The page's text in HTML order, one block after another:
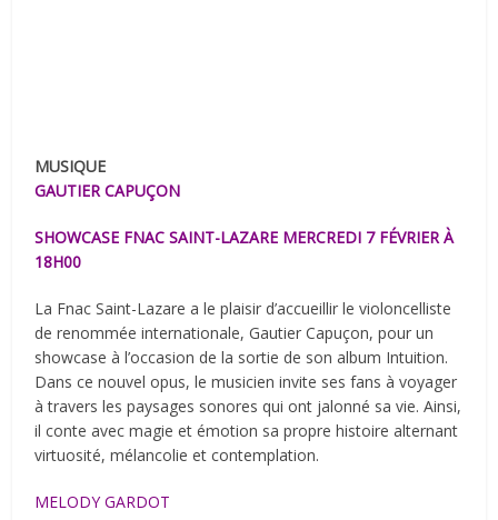
MUSIQUE
GAUTIER CAPUÇON
SHOWCASE FNAC SAINT-LAZARE MERCREDI 7 FÉVRIER À
18H00
La Fnac Saint-Lazare a le plaisir d’accueillir le violoncelliste
de renommée internationale, Gautier Capuçon, pour un
showcase à l’occasion de la sortie de son album Intuition.
Dans ce nouvel opus, le musicien invite ses fans à voyager
à travers les paysages sonores qui ont jalonné sa vie. Ainsi,
il conte avec magie et émotion sa propre histoire alternant
virtuosité, mélancolie et contemplation.
MELODY GARDOT